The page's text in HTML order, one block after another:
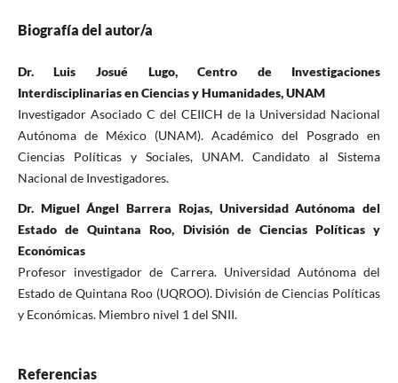
Biografía del autor/a
Dr. Luis Josué Lugo, Centro de Investigaciones
Interdisciplinarias en Ciencias y Humanidades, UNAM
Investigador Asociado C del CEIICH de la Universidad Nacional
Autónoma de México (UNAM). Académico del Posgrado en
Ciencias Políticas y Sociales, UNAM. Candidato al Sistema
Nacional de Investigadores.
Dr. Miguel Ángel Barrera Rojas, Universidad Autónoma del
Estado de Quintana Roo, División de Ciencias Políticas y
Económicas
Profesor investigador de Carrera. Universidad Autónoma del
Estado de Quintana Roo (UQROO). División de Ciencias Políticas
y Económicas. Miembro nivel 1 del SNII.
Referencias